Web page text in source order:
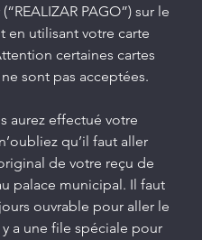
PAGO”) sur le
en utilisant votre carte
certaines cartes
sont pas acceptées.
aurez effectué votre
qu’il faut aller
de votre reçu de
palace municipal. Il faut
ouvrable pour aller le
a une file spéciale pour